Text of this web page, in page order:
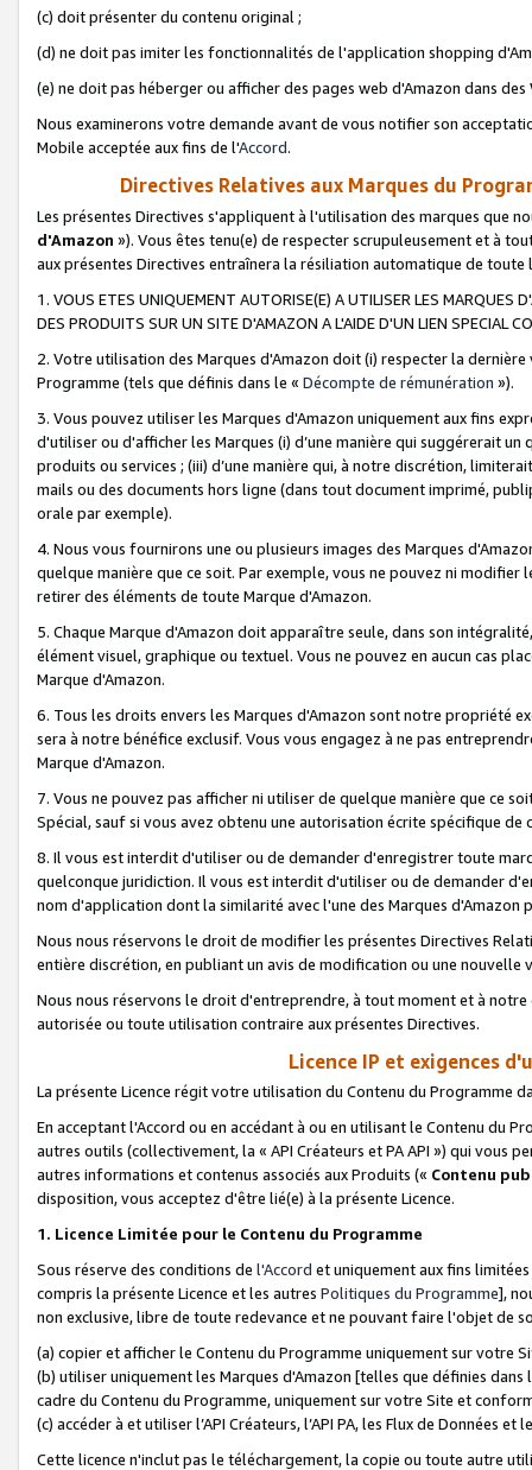
(c) doit présenter du contenu original ;
(d) ne doit pas imiter les fonctionnalités de l'application shopping
(e) ne doit pas héberger ou afficher des pages web d'Amazon dans
Nous examinerons votre demande avant de vous notifier son
Mobile acceptée aux fins de l'Accord.
Directives Relatives aux Marques du
Les présentes Directives s'appliquent à l'utilisation des marques que
d'Amazon »). Vous êtes tenu(e) de respecter scrupuleusement et à
aux présentes Directives entraînera la résiliation automatique de
1. VOUS ETES UNIQUEMENT AUTORISE(E) A UTILISER LES MARQUES
DES PRODUITS SUR UN SITE D'AMAZON A L'AIDE D'UN LIEN SPECIAL
2. Votre utilisation des Marques d'Amazon doit (i) respecter la
Programme (tels que définis dans le « Décompte de rémunération »).
3. Vous pouvez utiliser les Marques d'Amazon uniquement aux fins
d'utiliser ou d'afficher les Marques (i) d’une manière qui suggérerait
produits ou services ; (iii) d’une manière qui, à notre discrétion,
mails ou des documents hors ligne (dans tout document imprimé,
orale par exemple).
4. Nous vous fournirons une ou plusieurs images des Marques
quelque manière que ce soit. Par exemple, vous ne pouvez ni
retirer des éléments de toute Marque d'Amazon.
5. Chaque Marque d'Amazon doit apparaître seule, dans son
élément visuel, graphique ou textuel. Vous ne pouvez en aucun cas
Marque d'Amazon.
6. Tous les droits envers les Marques d'Amazon sont notre propriété
sera à notre bénéfice exclusif. Vous vous engagez à ne pas
Marque d'Amazon.
7. Vous ne pouvez pas afficher ni utiliser de quelque manière que ce
Spécial, sauf si vous avez obtenu une autorisation écrite spécifique de
8. Il vous est interdit d'utiliser ou de demander d'enregistrer toute
quelconque juridiction. Il vous est interdit d'utiliser ou de demander
nom d'application dont la similarité avec l'une des Marques
Nous nous réservons le droit de modifier les présentes Directives
entière discrétion, en publiant un avis de modification ou une nouvelle
Nous nous réservons le droit d'entreprendre, à tout moment et à
autorisée ou toute utilisation contraire aux présentes Directives.
Licence IP et exigences
La présente Licence régit votre utilisation du Contenu du Programme
En acceptant l'Accord ou en accédant à ou en utilisant le Contenu du
autres outils (collectivement, la « API Créateurs et PA API ») qui vous
autres informations et contenus associés aux Produits (« Contenu
disposition, vous acceptez d'être lié(e) à la présente Licence.
1. Licence Limitée pour le Contenu du Programme
Sous réserve des conditions de l'Accord et uniquement aux fins
compris la présente Licence et les autres Politiques du Programme],
non exclusive, libre de toute redevance et ne pouvant faire l'objet de
(a) copier et afficher le Contenu du Programme uniquement sur votre
(b) utiliser uniquement les Marques d'Amazon [telles que définies dans
cadre du Contenu du Programme, uniquement sur votre Site et
(c) accéder à et utiliser l’API Créateurs, l’API PA, les Flux de Données
Cette licence n'inclut pas le téléchargement, la copie ou toute autre